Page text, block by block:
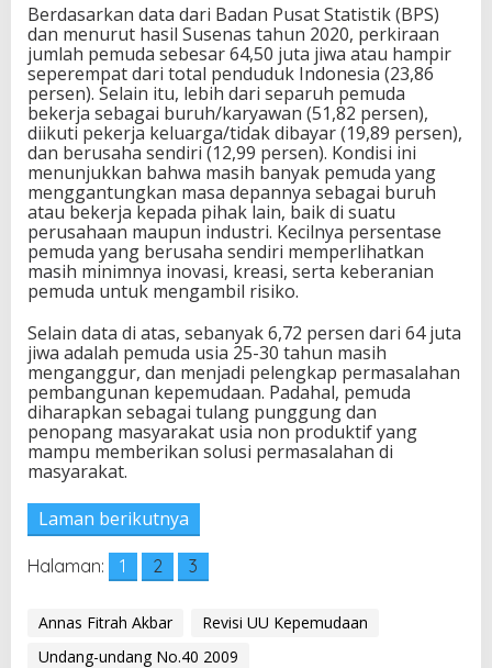
a
r
a
n
K
e
p
e
m
u
d
a
a
n
H
r
u
s
D
i
t
e
u
k
a
n
i
Berdasarkan data dari Badan Pusat Statistik (BPS)
dan menurut hasil Susenas tahun 2020, perkiraan
jumlah pemuda sebesar 64,50 juta jiwa atau hampir
seperempat dari total penduduk Indonesia (23,86
persen). Selain itu, lebih dari separuh pemuda
bekerja sebagai buruh/karyawan (51,82 persen),
diikuti pekerja keluarga/tidak dibayar (19,89 persen),
dan berusaha sendiri (12,99 persen). Kondisi ini
menunjukkan bahwa masih banyak pemuda yang
menggantungkan masa depannya sebagai buruh
atau bekerja kepada pihak lain, baik di suatu
perusahaan maupun industri. Kecilnya persentase
pemuda yang berusaha sendiri memperlihatkan
masih minimnya inovasi, kreasi, serta keberanian
pemuda untuk mengambil risiko.
Selain data di atas, sebanyak 6,72 persen dari 64 juta
jiwa adalah pemuda usia 25-30 tahun masih
menganggur, dan menjadi pelengkap permasalahan
pembangunan kepemudaan. Padahal, pemuda
diharapkan sebagai tulang punggung dan
penopang masyarakat usia non produktif yang
mampu memberikan solusi permasalahan di
masyarakat.
Laman berikutnya
Halaman: 1 2 3
Annas Fitrah Akbar
Revisi UU Kepemudaan
Undang-undang No.40 2009